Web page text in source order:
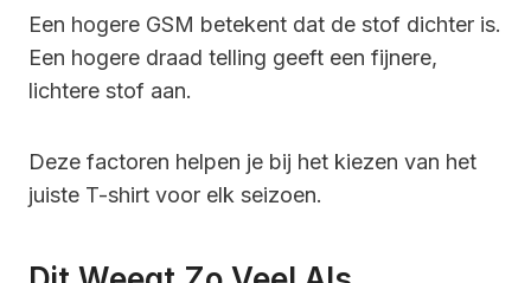
Een hogere GSM betekent dat de stof dichter is.
Een hogere draad telling geeft een fijnere,
lichtere stof aan.
Deze factoren helpen je bij het kiezen van het
juiste T-shirt voor elk seizoen.